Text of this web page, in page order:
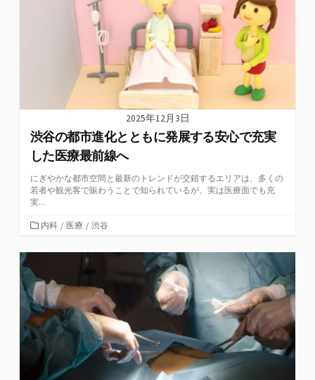
2025年12月3日
渋谷の都市進化とともに発展する安心で充実
した医療最前線へ
にぎやかな都市空間と最新のトレンドが交錯するエリアは、多くの
若者や観光客で賑わうことで知られているが、実は医療面でも充
実...
カ
ゴ
ー
内科 / 医療 / 渋谷